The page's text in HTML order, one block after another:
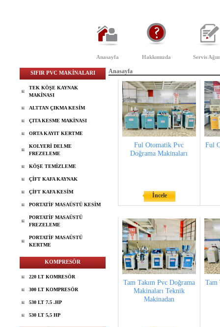
Anasayfa Hakkımızda Servis
SIFIR PVC MAKİNALARI
TEK KÖŞE KAYNAK
MAKİNASI
ALTTAN ÇIKMA KESİM
ÇITA KESME MAKİNASI
ORTA KAYIT KERTME
KOLYERİ DELME
FREZELEME
KÖŞE TEMİZLEME
ÇİFT KAFA KAYNAK
ÇİFT KAFA KESİM
PORTATİF MASAÜSTÜ KESİM
PORTATİF MASAÜSTÜ
FREZELEME
PORTATİF MASAÜSTÜ
KERTME
KOMPRESÖR
220 LT KOMRESÖR
300 LT KOMPRESÖR
530 LT 7.5 .HP
530 LT 5,5 HP
Anasayfa
Ful Otomatik Pvc
Doğrama Makinaları
İncele
Ful
Tam Takım Pvc Doğrama
Makinaları Teknik
Makinadan
Tam